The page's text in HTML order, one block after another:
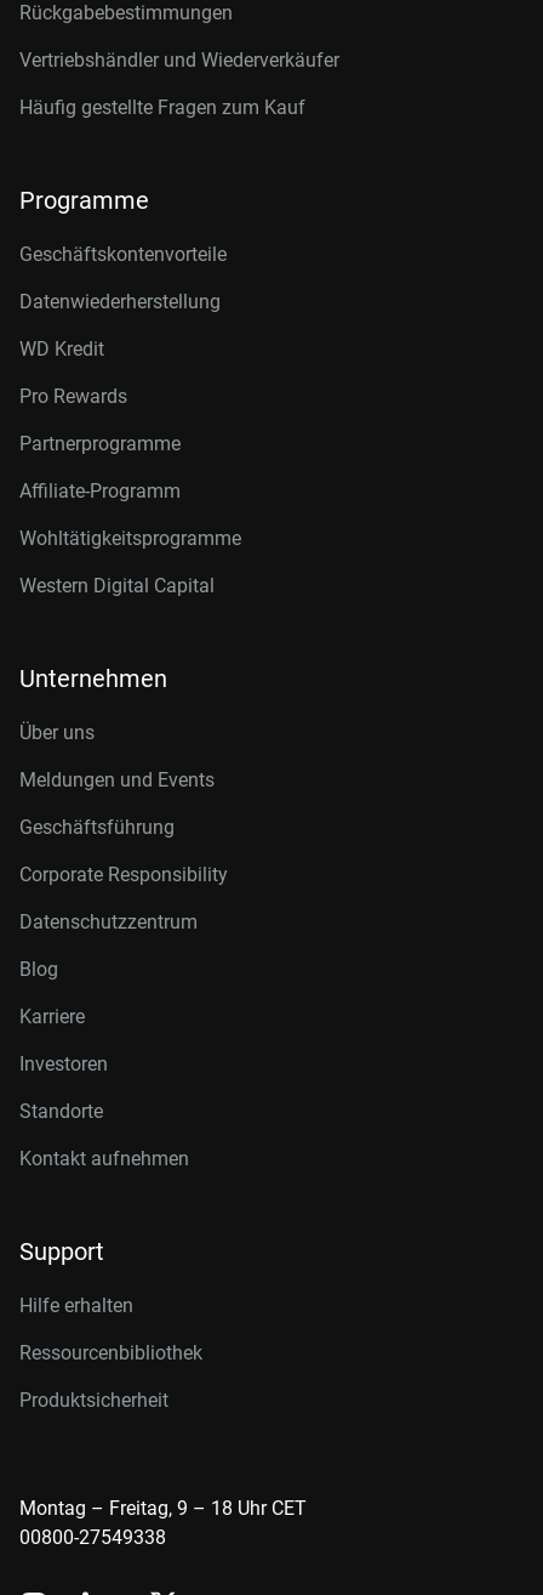
Rückgabebestimmungen
Vertriebshändler und Wiederverkäufer
Häufig gestellte Fragen zum Kauf
Programme
Geschäftskontenvorteile
Datenwiederherstellung
WD Kredit
Pro Rewards
Partnerprogramme
Affiliate-Programm
Wohltätigkeitsprogramme
Western Digital Capital
Unternehmen
Über uns
Meldungen und Events
Geschäftsführung
Corporate Responsibility
Datenschutzzentrum
Blog
Karriere
Investoren
Standorte
Kontakt aufnehmen
Support
Hilfe erhalten
Ressourcenbibliothek
Produktsicherheit
Montag – Freitag, 9 – 18 Uhr CET
00800-27549338